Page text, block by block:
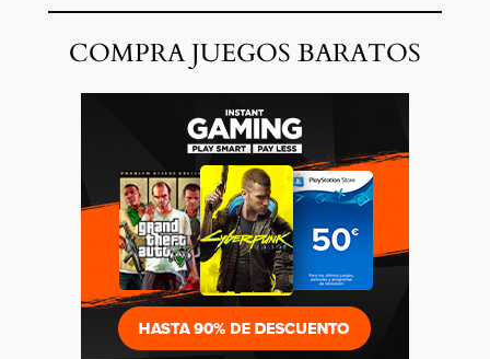
COMPRA JUEGOS BARATOS